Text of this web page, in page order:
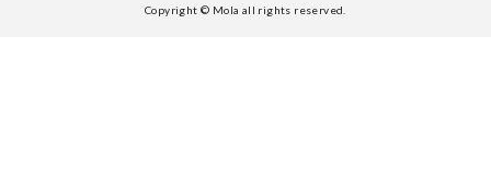
Copyright © Mola all rights reserved.